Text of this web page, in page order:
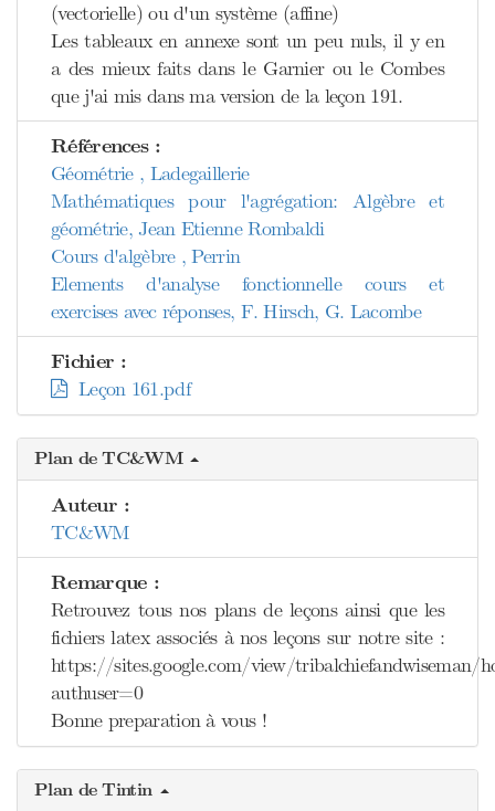
(vectorielle) ou d'un système (affine)
Les tableaux en annexe sont un peu nuls, il y en
a des mieux faits dans le Garnier ou le Combes
que j'ai mis dans ma version de la leçon 191.
Références :
Géométrie , Ladegaillerie
Mathématiques pour l'agrégation: Algèbre et
géométrie, Jean Etienne Rombaldi
Cours d'algèbre , Perrin
Elements d'analyse fonctionnelle cours et
exercises avec réponses, F. Hirsch, G. Lacombe
Fichier :
Leçon 161.pdf
Plan de TC&WM
Auteur :
TC&WM
Remarque :
Retrouvez tous nos plans de leçons ainsi que les
fichiers latex associés à nos leçons sur notre site :
https://sites.google.com/view/tribalchiefandwiseman/
authuser=0
Bonne preparation à vous !
Plan de Tintin